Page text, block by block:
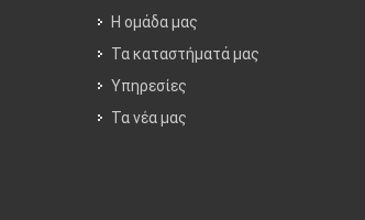
Η ομάδα μας
Τα καταστήματά μας
Υπηρεσίες
Τα νέα μας